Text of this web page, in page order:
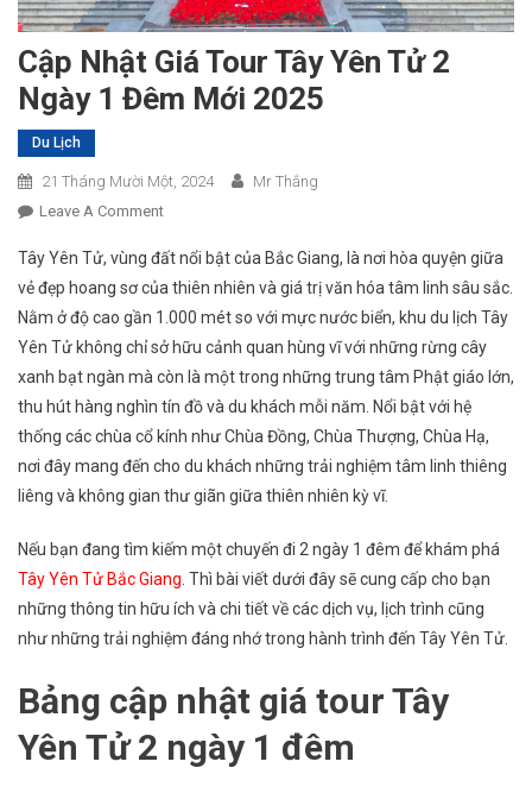
Cập Nhật Giá Tour Tây Yên Tử 2
Ngày 1 Đêm Mới 2025
Du Lịch
21 Tháng Mười Một, 2024
Mr Thắng
Leave A CommentOn
Nhật
Giá
Tour
Tây
Yên
Tử
2
Ngày
Mới
Tây Yên Tử, vùng đất nổi bật của Bắc Giang, là nơi hòa quyện giữa
vẻ đẹp hoang sơ của thiên nhiên và giá trị văn hóa tâm linh sâu sắc.
Nằm ở độ cao gần 1.000 mét so với mực nước biển, khu du lịch Tây
Yên Tử không chỉ sở hữu cảnh quan hùng vĩ với những rừng cây
xanh bạt ngàn mà còn là một trong những trung tâm Phật giáo lớn,
thu hút hàng nghìn tín đồ và du khách mỗi năm. Nổi bật với hệ
thống các chùa cổ kính như Chùa Đồng, Chùa Thượng, Chùa Hạ,
nơi đây mang đến cho du khách những trải nghiệm tâm linh thiêng
liêng và không gian thư giãn giữa thiên nhiên kỳ vĩ.
Nếu bạn đang tìm kiếm một chuyến đi 2 ngày 1 đêm để khám phá
Tây Yên Tử Bắc Giang . Thì bài viết dưới đây sẽ cung cấp cho bạn
những thông tin hữu ích và chi tiết về các dịch vụ, lịch trình cũng
như những trải nghiệm đáng nhớ trong hành trình đến Tây Yên Tử.
Bảng cập nhật giá tour Tây
Yên Tử 2 ngày 1 đêm